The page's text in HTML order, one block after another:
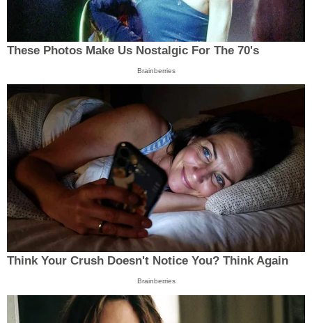
These Photos Make Us Nostalgic For The 70's
Brainberries
Think Your Crush Doesn't Notice You? Think Again
Brainberries